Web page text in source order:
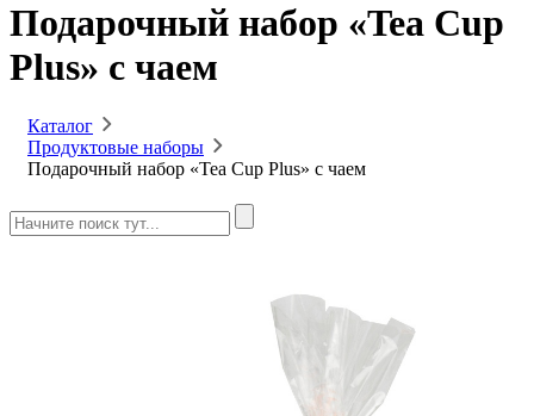
Подарочный набор «Tea Cup
Plus» с чаем
Каталог
Продуктовые наборы
Подарочный набор «Tea Cup Plus» с чаем